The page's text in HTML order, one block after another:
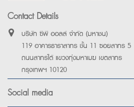
Contact Details
บริษัท ซีพี ออลล์ จำกัด (มหาชน)
119 อาคารธาราสาทร ชั้น 11 ซอยสาทร 5
ถนนสาทรใต้ แขวงทุ่งมหาเมฆ เขตสาทร
กรุงเทพฯ 10120
Social media